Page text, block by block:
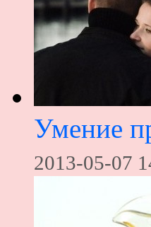
Умение
2013-05-07